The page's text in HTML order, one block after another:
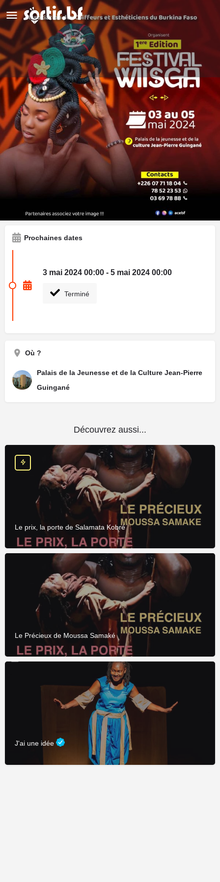
Festival Wiisga
Détails Avis 0
Laisser un avis Ajouter aux favoris
Prochaines dates
3 mai 2024 00:00 - 5 mai 2024 00:00
Terminé
Où ?
Palais de la Jeunesse et de la Culture Jean-Pierre
Guingané
Découvrez aussi...
Le prix, la porte de Salamata Kobré
Le Précieux de Moussa Samaké
J'ai une idée